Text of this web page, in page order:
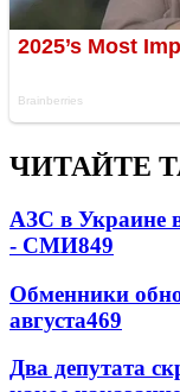
ЧИТАЙТЕ
АЗС в Украине
- СМИ849
Обменники
августа469
Два депутата